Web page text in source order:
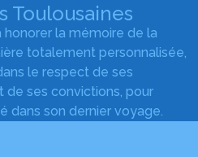
Toulousaines
la mémoire de la
totalement personnalisée,
le respect de ses
de ses convictions, pour
dans son dernier voyage.